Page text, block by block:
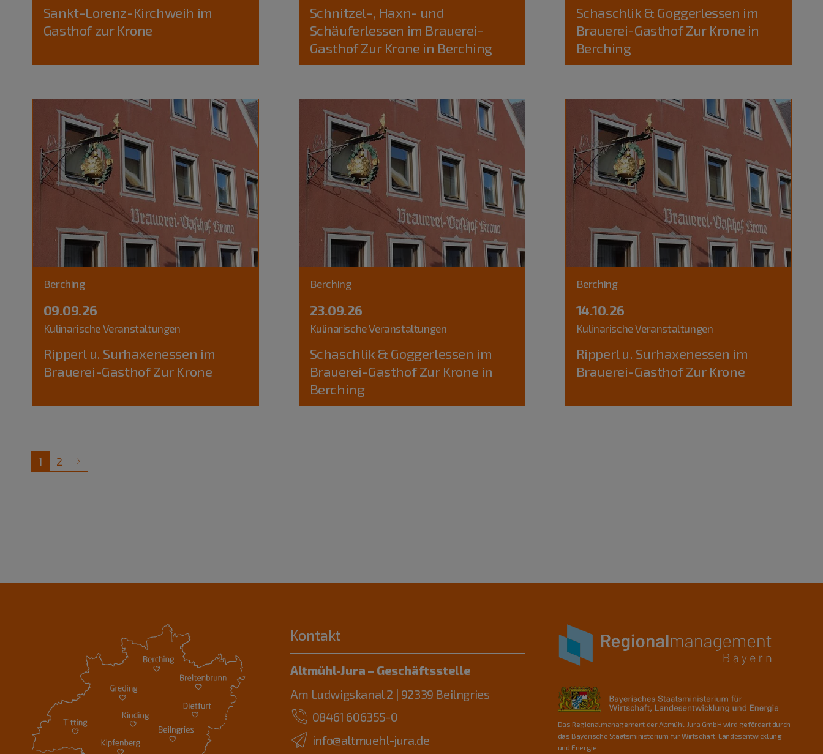
Sankt-Lorenz-Kirchweih im
Gasthof zur Krone
Schnitzel-, Haxn- und
Schäuferlessen im Brauerei-
Gasthof Zur Krone in Berching
Schaschlik & Goggerlessen im
Brauerei-Gasthof Zur Krone in
Berching
Berching
09.09.26
Kulinarische Veranstaltungen
Ripperl u. Surhaxenessen im
Brauerei-Gasthof Zur Krone
Berching
23.09.26
Kulinarische Veranstaltungen
Schaschlik & Goggerlessen im
Brauerei-Gasthof Zur Krone in
Berching
Berching
14.10.26
Kulinarische Veranstaltungen
Ripperl u. Surhaxenessen im
Brauerei-Gasthof Zur Krone
1 2
Kontakt
Altmühl-Jura – Geschäftsstelle
Am Ludwigskanal 2 | 92339 Beilngries
08461 606355-0
info@altmuehl-jura.de
Das Regionalmanagement der Altmühl-Jura GmbH wird gefördert durch
das Bayerische Staatsministerium für Wirtschaft, Landesentwicklung
und Energie.